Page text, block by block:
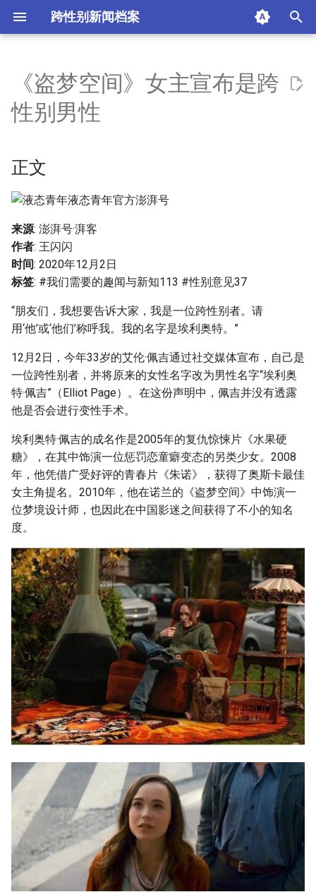
跨性别新闻档案
a
l
i
z
g
s
e
c
h
正文
附加信息 [Processed Page
《盗梦空间》女主宣布是跨
性别男性
正文
来源: 澎湃号·湃客
作者: 王闪闪
时间: 2020年12月2日
标签: #我们需要的趣闻与新知113 #性别意见37
“朋友们，我想要告诉大家，我是一位跨性别者。请
用‘他’或‘他们’称呼我。我的名字是埃利奥特。”
12月2日，今年33岁的艾伦·佩吉通过社交媒体宣布，自己是
一位跨性别者，并将原来的女性名字改为男性名字“埃利奥
特·佩吉”（Elliot Page）。在这份声明中，佩吉并没有透露
他是否会进行变性手术。
埃利奥特·佩吉的成名作是2005年的复仇惊悚片《水果硬
糖》，在其中饰演一位惩罚恋童癖变态的另类少女。2008
年，他凭借广受好评的青春片《朱诺》，获得了奥斯卡最佳
女主角提名。2010年，他在诺兰的《盗梦空间》中饰演一
位梦境设计师，也因此在中国影迷之间获得了不小的知名
度。